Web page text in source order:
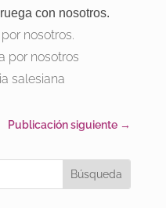
con nosotros.
nosotros.
por nosotros
salesiana
Publicación siguiente →